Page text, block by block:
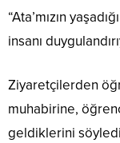
“Ata’mızın
insanı
Ziyaretçilerden
muhabirine,
geldiklerini